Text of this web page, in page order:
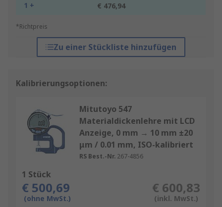
1 + € 476,94
*Richtpreis
Zu einer Stückliste hinzufügen
Kalibrierungsoptionen:
Mitutoyo 547
Materialdickenlehre mit LCD
Anzeige, 0 mm → 10 mm ±20
μm / 0.01 mm, ISO-kalibriert
RS Best.-Nr. 267-4856
1 Stück
€ 500,69
(ohne MwSt.)
€ 600,83
(inkl. MwSt.)